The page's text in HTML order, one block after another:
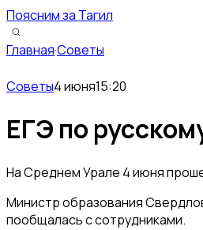
Поясним за Тагил
Главная·Советы
Советы4 июня15:20
ЕГЭ по
На Среднем Урале 4 июня
Министр образования
пообщалась с сотрудниками.